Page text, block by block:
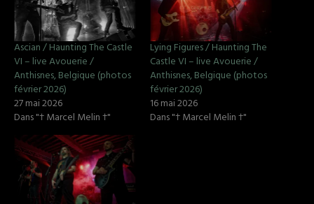
Ascian / Haunting The Castle
VI – live Avouerie /
Anthisnes, Belgique (photos
février 2026)
27 mai 2026
Dans "† Marcel Melin †"
Lying Figures / Haunting The
Castle VI – live Avouerie /
Anthisnes, Belgique (photos
février 2026)
16 mai 2026
Dans "† Marcel Melin †"